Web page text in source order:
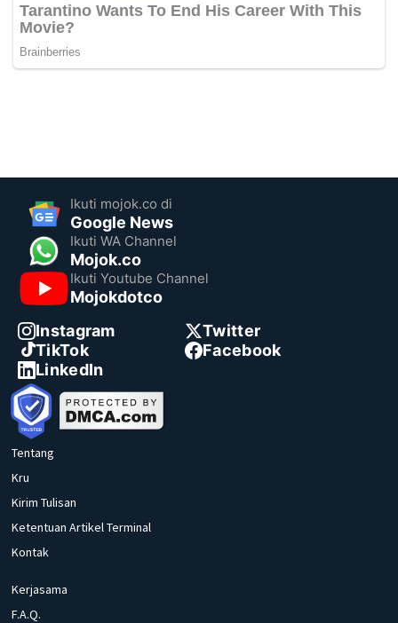
Ikuti mojok.co di
Google News
Ikuti WA Channel
Mojok.co
Ikuti Youtube Channel
Mojokdotco
Instagram
Twitter
TikTok
Facebook
LinkedIn
Tentang
Kru
Kirim Tulisan
Ketentuan Artikel Terminal
Kontak
Kerjasama
F.A.Q.